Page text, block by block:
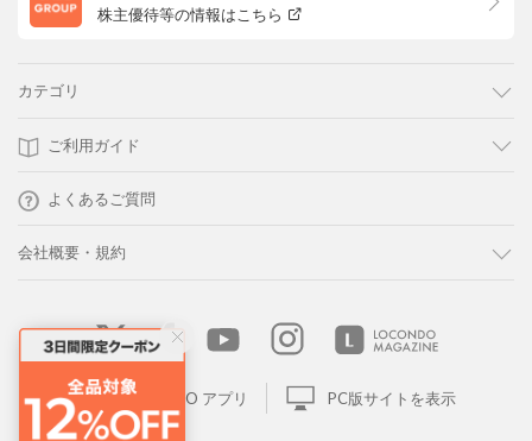
株主優待等の情報はこちら
カテゴリ
ご利用ガイド
よくあるご質問
会社概要・規約
LOCONDO アプリ PC版サイトを表示